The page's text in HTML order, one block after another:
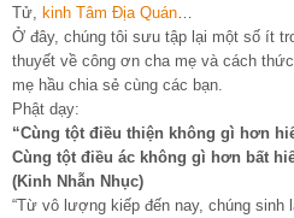
Tử, kinh Tâm Địa Quán…
Ở đây, chúng tôi sưu tập lại một số ít
thuyết về công ơn cha mẹ và cách
mẹ hầu chia sẻ cùng các bạn.
Phật dạy:
“Cùng tột điều thiện không gì hơn
Cùng tột điều ác không gì hơn bất
(Kinh Nhẫn Nhục)
“Từ vô lượng kiếp đến nay, chúng sinh